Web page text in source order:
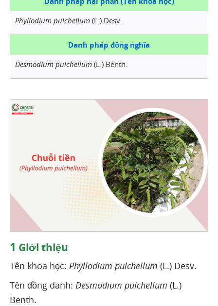
Phyllodium pulchellum (L.) Desv.
Danh pháp đồng nghĩa
Desmodium pulchellum (L.) Benth.
1 Giới thiệu
Tên khoa học: Phyllodium pulchellum (L.) Desv.
Tên đồng danh: Desmodium pulchellum (L.)
Benth.